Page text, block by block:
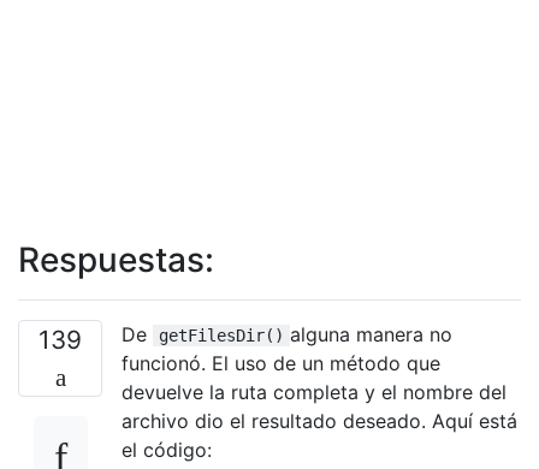
Respuestas:
139 De getFilesDir() alguna manera no
funcionó. El uso de un método que
devuelve la ruta completa y el nombre del
archivo dio el resultado deseado. Aquí está
el código: